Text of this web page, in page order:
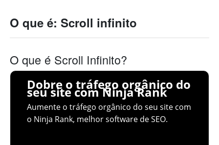
O que é: Scroll infinito
O que é Scroll Infinito?
Dobre o tráfego orgânico do
seu site com Ninja Rank
Aumente o tráfego orgânico do seu site com
o Ninja Rank, melhor software de SEO.